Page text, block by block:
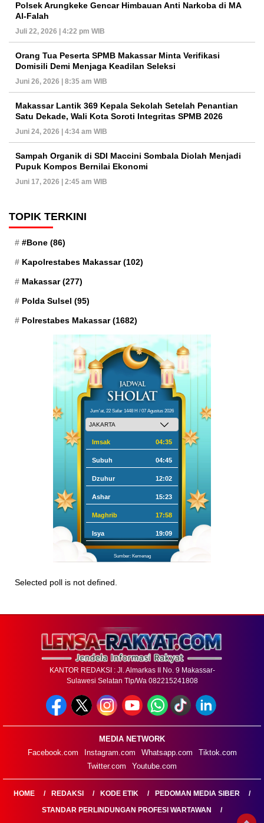
Polsek Arungkeke Gencar Himbauan Anti Narkoba di MA
Al-Falah
Juli 22, 2026 | 4:22 pm WIB
Orang Tua Peserta SPMB Makassar Minta Verifikasi
Domisili Demi Menjaga Keadilan Seleksi
Juni 26, 2026 | 8:35 am WIB
Makassar Lantik 369 Kepala Sekolah Setelah Penantian
Satu Dekade, Wali Kota Soroti Integritas SPMB 2026
Juni 24, 2026 | 4:34 am WIB
Sampah Organik di SDI Maccini Sombala Diolah Menjadi
Pupuk Kompos Bernilai Ekonomi
Juni 17, 2026 | 2:45 am WIB
TOPIK TERKINI
#Bone (86)
Kapolrestabes Makassar(102)
Makassar(277)
Polda Sulsel (95)
Polrestabes Makassar(1682)
Jum'at, 22 Safar 1448 H / 07 Agustus 2026
Imsak 04:35
Subuh 04:45
Dzuhur 12:02
Ashar 15:23
Maghrib 17:58
Isya 19:09
Sumber: Kemenag
Selected poll is not defined.
KANTOR REDAKSI : Jl. Almarkas II No. 9 Makassar-
Sulawesi Selatan Tlp/Wa 082215241808
MEDIA NETWORK
Facebook.com
Instagram.com Whatsapp.com
Tiktok.com
Twitter.com
Youtube.com
HOME REDAKSI KODE ETIK
PEDOMAN MEDIA SIBER
STANDAR PERLINDUNGAN PROFESI WARTAWAN